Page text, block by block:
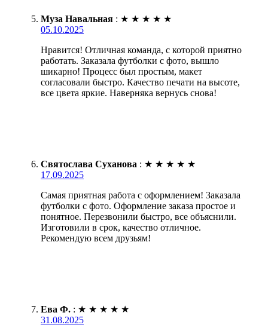
Муза Навальная : ★ ★ ★ ★ ★
05.10.2025
Нравится! Отличная команда, с которой приятно
работать. Заказала футболки с фото, вышло
шикарно! Процесс был простым, макет
согласовали быстро. Качество печати на высоте,
все цвета яркие. Наверняка вернусь снова!
Святослава Суханова : ★ ★ ★ ★ ★
17.09.2025
Самая приятная работа с оформлением! Заказала
футболки с фото. Оформление заказа простое и
понятное. Перезвонили быстро, все объяснили.
Изготовили в срок, качество отличное.
Рекомендую всем друзьям!
Ева Ф. : ★ ★ ★ ★ ★
31.08.2025